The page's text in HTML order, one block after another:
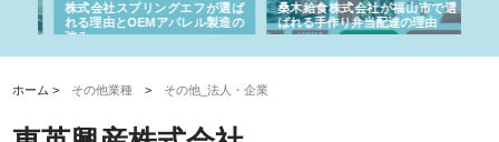
株式会社スプリングエフが選ば
れる理由とOEMアパレル製造の
強み
桑木給食株式会社が福山市で選
ばれる手作り弁当配達の理由
ホーム > その他業種 > その他_法人・企業